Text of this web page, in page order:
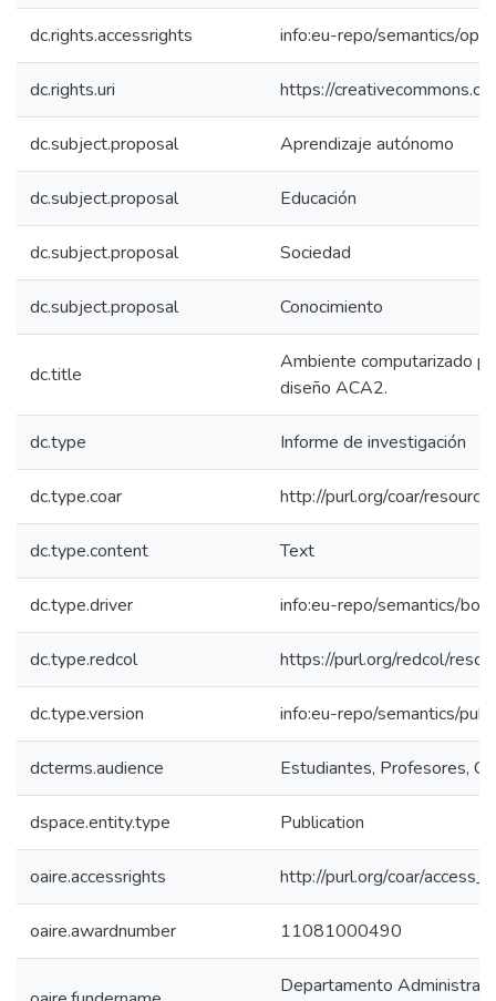
dc.rights.accessrights info:eu-repo/semantics/
dc.rights.uri https://
dc.subject.proposal Aprendizaje autónomo
dc.subject.proposal Educación
dc.subject.proposal Sociedad
dc.subject.proposal Conocimiento
dc.title
Ambiente computarizado
diseño ACA2.
dc.type Informe de investigación
dc.type.coar http://purl.org/coar/
dc.type.content Text
dc.type.driver info:eu-repo/semantics/
dc.type.redcol https://purl.org/redcol/
dc.type.version info:eu-repo/semantics/
dcterms.audience Estudiantes, Profesores,
dspace.entity.type Publication
oaire.accessrights http://purl.org/coar/
oaire.awardnumber 11081000490
Departamento